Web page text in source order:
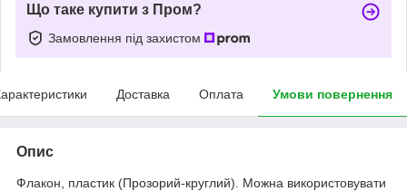
Що таке купити з Пром?
Замовлення під захистом
Доставка Оплата Умови повернення
Опис
Флакон, пластик (Прозорий-круглий). Можна використовувати